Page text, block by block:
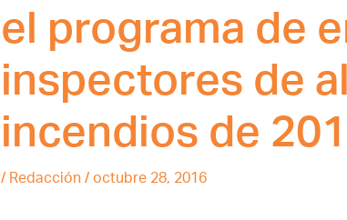
el programa de
inspectores de
incendios de
/ Redacción / octubre 28, 2016